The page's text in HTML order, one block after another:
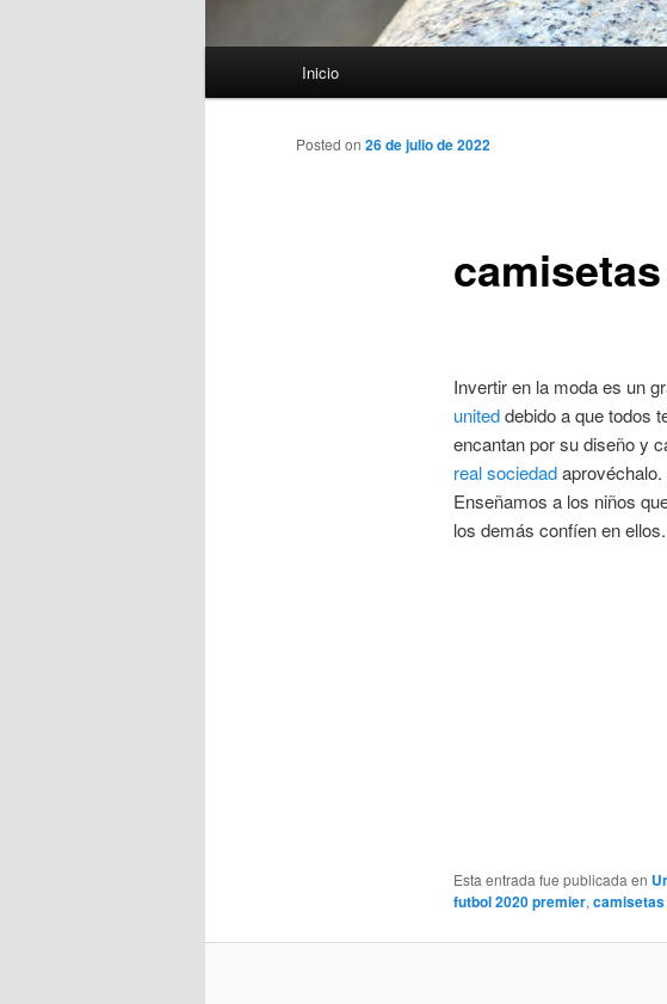
Inicio
Posted on 26 de julio de 2022
Invertir en la moda es un
uniteddebido a que todos
encantan por su diseño y
real sociedadaprovéchalo.
Enseñamos a los niños
los demás confíen en ellos.
Esta entrada fue publicada en
futbol 2020 premier,